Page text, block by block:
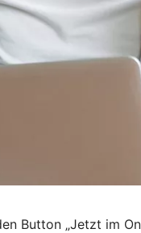
Button „Jetzt im